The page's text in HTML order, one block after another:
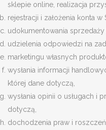
sklepie online, realizacja
rejestracji i założenia konta w
udokumentowania
udzielenia odpowiedzi na
marketingu własnych
wysłania informacji
której dane dotyczą,
wysłania opinii o usługach i
dotyczą,
dochodzenia praw i